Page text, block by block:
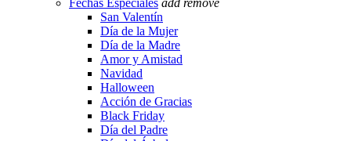
Fechas Especiales add remove
San Valentín
Día de la Mujer
Día de la Madre
Amor y Amistad
Navidad
Halloween
Acción de Gracias
Black Friday
Día del Padre